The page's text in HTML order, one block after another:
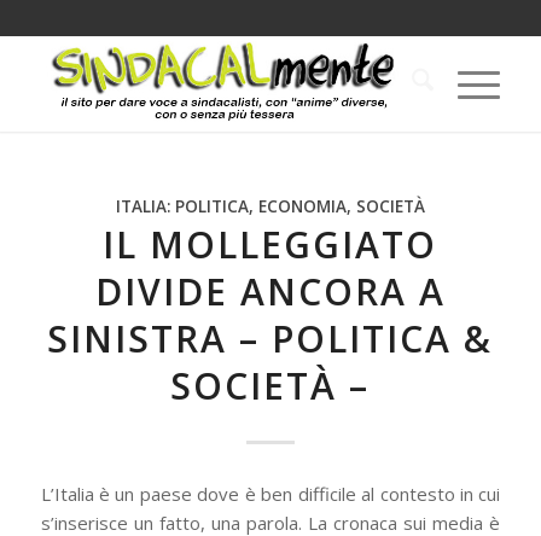
ITALIA: POLITICA, ECONOMIA, SOCIETÀ
IL MOLLEGGIATO
DIVIDE ANCORA A
SINISTRA – POLITICA &
SOCIETÀ –
L’Italia è un paese dove è ben difficile al contesto in cui
s’inserisce un fatto, una parola. La cronaca sui media è